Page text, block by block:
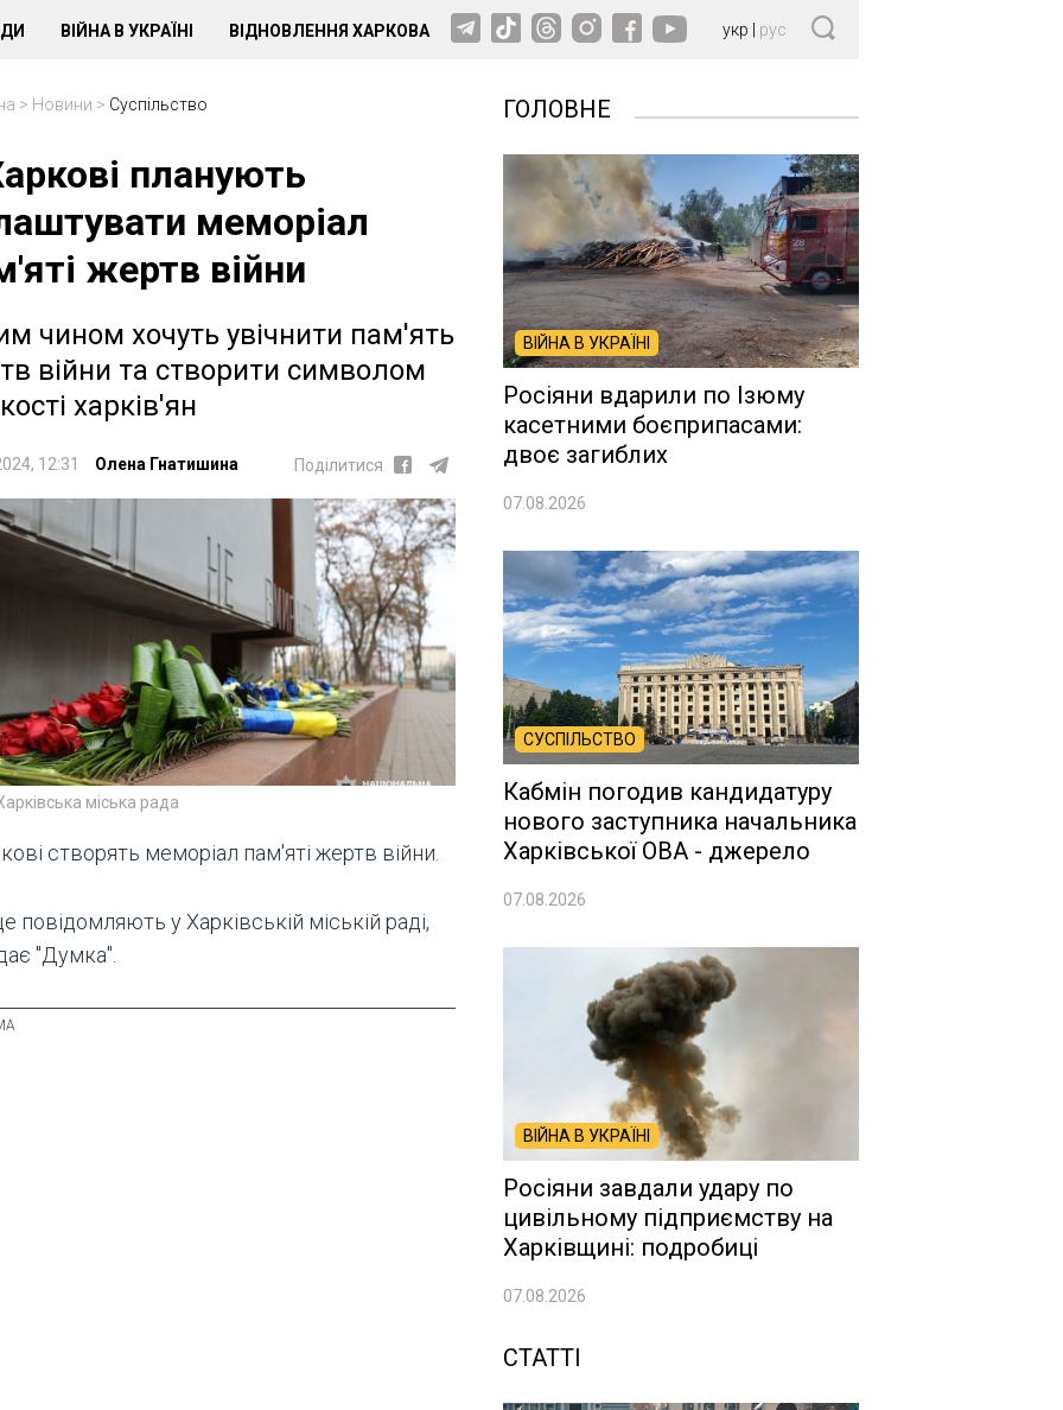
ВІЙНА В УКРАЇНІ ВІДНОВЛЕННЯ ХАРКОВА укр рус
> Новини > Суспільство
планують
меморіал
жертв війни
чином хочуть увічнити пам'ять
війни та створити символом
харків'ян
12:31 Олена Гнатишина Поділитися
міська рада
створять меморіал пам'яті жертв війни.
повідомляють у Харківській міській раді,
"Думка".
ГОЛОВНЕ
ВІЙНА В УКРАЇНІ
Росіяни вдарили по Ізюму
касетними боєприпасами:
двоє загиблих
07.08.2026
СУСПІЛЬСТВО
Кабмін погодив кандидатуру
нового заступника начальника
Харківської ОВА - джерело
07.08.2026
ВІЙНА В УКРАЇНІ
Росіяни завдали удару по
цивільному підприємству на
Харківщині: подробиці
07.08.2026
СТАТТІ